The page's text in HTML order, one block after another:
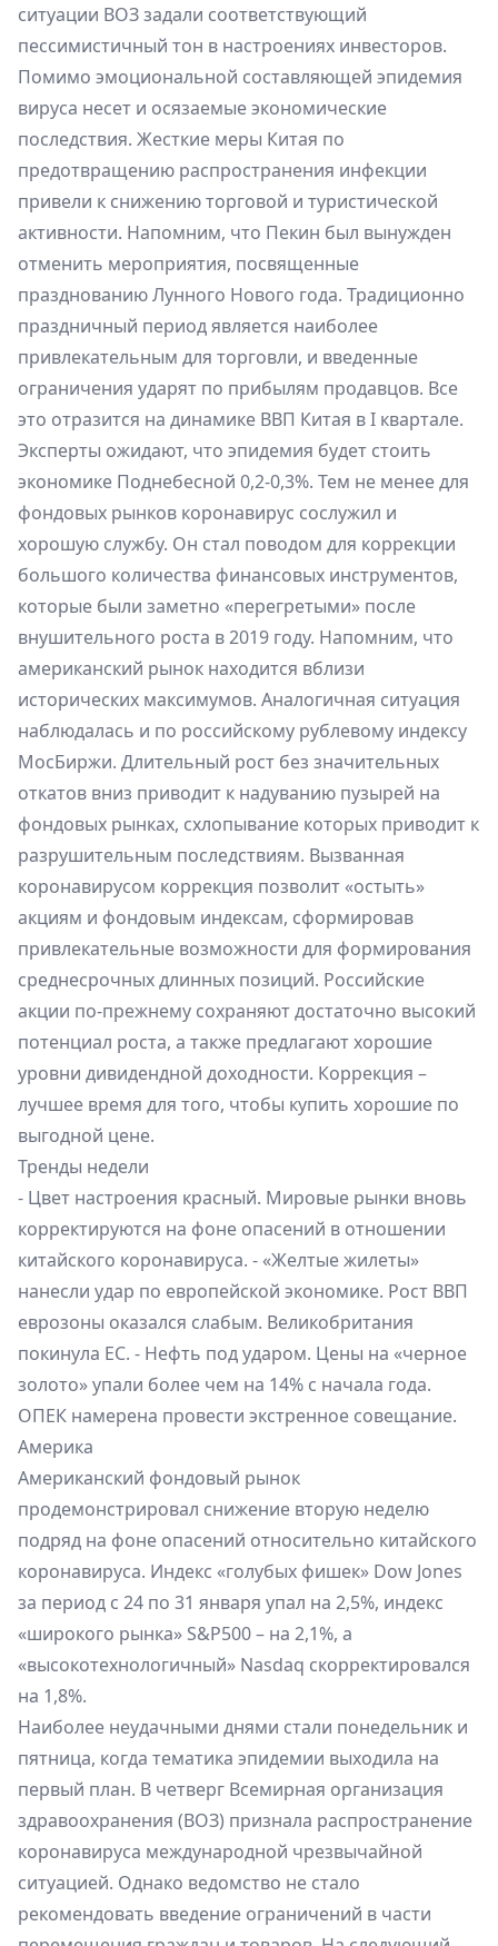
ситуации ВОЗ задали соответствующий
пессимистичный тон в настроениях инвесторов.
Помимо эмоциональной составляющей эпидемия
вируса несет и осязаемые экономические
последствия. Жесткие меры Китая по
предотвращению распространения инфекции
привели к снижению торговой и туристической
активности. Напомним, что Пекин был вынужден
отменить мероприятия, посвященные
празднованию Лунного Нового года. Традиционно
праздничный период является наиболее
привлекательным для торговли, и введенные
ограничения ударят по прибылям продавцов. Все
это отразится на динамике ВВП Китая в I квартале.
Эксперты ожидают, что эпидемия будет стоить
экономике Поднебесной 0,2-0,3%. Тем не менее для
фондовых рынков коронавирус сослужил и
хорошую службу. Он стал поводом для коррекции
большого количества финансовых инструментов,
которые были заметно «перегретыми» после
внушительного роста в 2019 году. Напомним, что
американский рынок находится вблизи
исторических максимумов. Аналогичная ситуация
наблюдалась и по российскому рублевому индексу
МосБиржи. Длительный рост без значительных
откатов вниз приводит к надуванию пузырей на
фондовых рынках, схлопывание которых приводит к
разрушительным последствиям. Вызванная
коронавирусом коррекция позволит «остыть»
акциям и фондовым индексам, сформировав
привлекательные возможности для формирования
среднесрочных длинных позиций. Российские
акции по-прежнему сохраняют достаточно высокий
потенциал роста, а также предлагают хорошие
уровни дивидендной доходности. Коррекция –
лучшее время для того, чтобы купить хорошие по
выгодной цене.
Тренды недели
- Цвет настроения красный. Мировые рынки вновь
корректируются на фоне опасений в отношении
китайского коронавируса. - «Желтые жилеты»
нанесли удар по европейской экономике. Рост ВВП
еврозоны оказался слабым. Великобритания
покинула ЕС. - Нефть под ударом. Цены на «черное
золото» упали более чем на 14% с начала года.
ОПЕК намерена провести экстренное совещание.
Америка
Американский фондовый рынок
продемонстрировал снижение вторую неделю
подряд на фоне опасений относительно китайского
коронавируса. Индекс «голубых фишек» Dow Jones
за период с 24 по 31 января упал на 2,5%, индекс
«широкого рынка» S&P500 – на 2,1%, а
«высокотехнологичный» Nasdaq скорректировался
на 1,8%.
Наиболее неудачными днями стали понедельник и
пятница, когда тематика эпидемии выходила на
первый план. В четверг Всемирная организация
здравоохранения (ВОЗ) признала распространение
коронавируса международной чрезвычайной
ситуацией. Однако ведомство не стало
рекомендовать введение ограничений в части